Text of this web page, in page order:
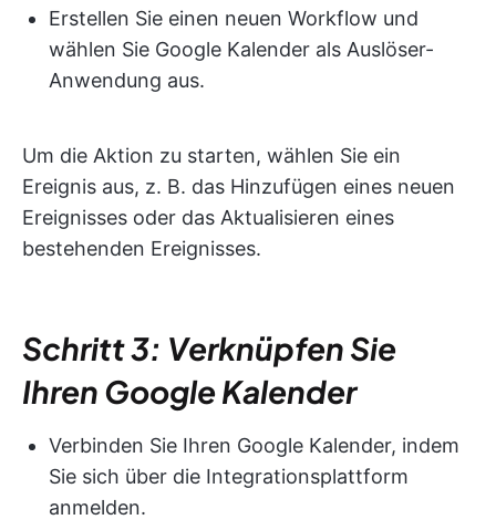
Erstellen Sie einen neuen Workflow und
wählen Sie Google Kalender als Auslöser-
Anwendung aus.
Um die Aktion zu starten, wählen Sie ein
Ereignis aus, z. B. das Hinzufügen eines neuen
Ereignisses oder das Aktualisieren eines
bestehenden Ereignisses.
Schritt 3: Verknüpfen Sie
Ihren Google Kalender
Verbinden Sie Ihren Google Kalender, indem
Sie sich über die Integrationsplattform
anmelden.